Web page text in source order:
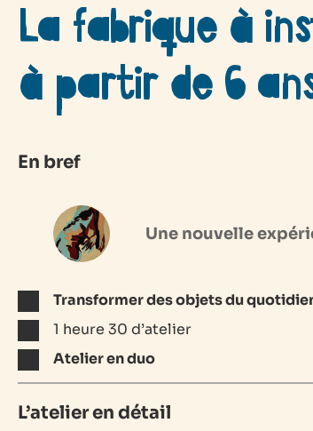
La fabrique à
à partir de 6
En bref
Une nouvelle
Transformer des objets du
1 heure 30 d’atelier
Atelier en duo
L’atelier en détail